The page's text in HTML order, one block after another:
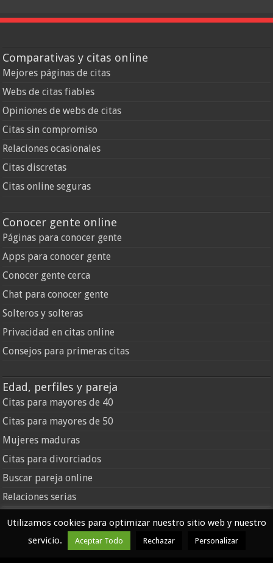
Comparativas y citas online
Mejores páginas de citas
Webs de citas fiables
Opiniones de webs de citas
Citas sin compromiso
Relaciones ocasionales
Citas discretas
Citas online seguras
Conocer gente online
Páginas para conocer gente
Apps para conocer gente
Conocer gente cerca
Chat para conocer gente
Solteros y solteras
Privacidad en citas online
Consejos para primeras citas
Edad, perfiles y pareja
Citas para mayores de 40
Citas para mayores de 50
Mujeres maduras
Citas para divorciados
Buscar pareja online
Relaciones serias
Utilizamos cookies para optimizar nuestro sitio web y nuestro
servicio.
Aceptar Todo Rechazar Personalizar